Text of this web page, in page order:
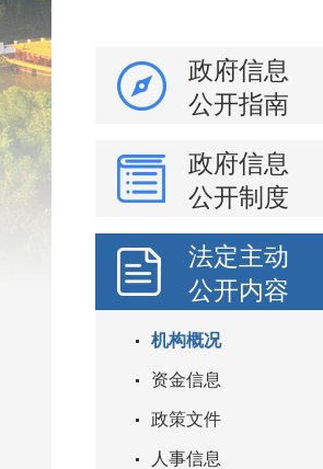
政府信息
公开指南
政府信息
公开制度
法定主动
公开内容
机构概况
资金信息
政策文件
人事信息